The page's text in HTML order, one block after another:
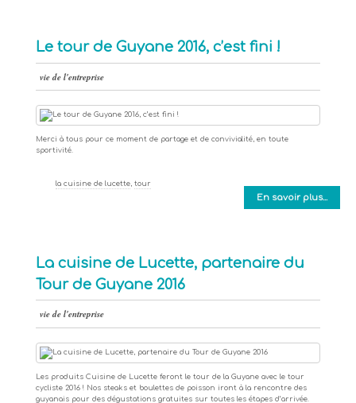
Le tour de Guyane 2016, c’est fini !
vie de l'entreprise
Merci à tous pour ce moment de partage et de convivialité, en toute
sportivité.
En savoir plus...
la cuisine de lucette tour
La cuisine de Lucette, partenaire du
Tour de Guyane 2016
vie de l'entreprise
Les produits Cuisine de Lucette feront le tour de la Guyane avec le tour
cycliste 2016 ! Nos steaks et boulettes de poisson iront à la rencontre des
guyanais pour des dégustations gratuites sur toutes les étapes d’arrivée.